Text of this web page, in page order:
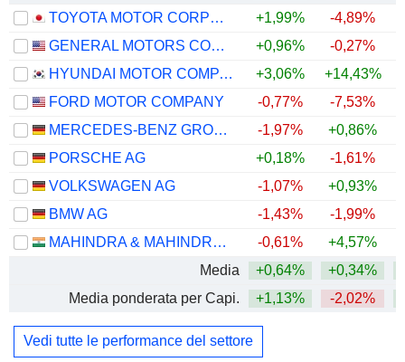
TOYOTA MOTOR CORPORATION
+1,99% -4,89%
GENERAL MOTORS COMPANY
+0,96% -0,27%
HYUNDAI MOTOR COMPANY
+3,06% +14,43%
FORD MOTOR COMPANY
-0,77% -7,53%
MERCEDES-BENZ GROUP AG
-1,97% +0,86%
PORSCHE AG
+0,18% -1,61%
VOLKSWAGEN AG
-1,07% +0,93%
BMW AG
-1,43% -1,99%
MAHINDRA & MAHINDRA LIMITED
-0,61% +4,57%
Media
+0,64% +0,34%
Media ponderata per Capi.
+1,13% -2,02%
Vedi tutte le performance del settore